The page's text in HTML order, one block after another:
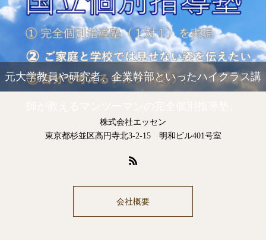
元大学教員や研究者、企業幹部といったハイクラス講
株式会社エッセン
東京都杉並区高円寺北3-2-15 明和ビル401号室
会社概要